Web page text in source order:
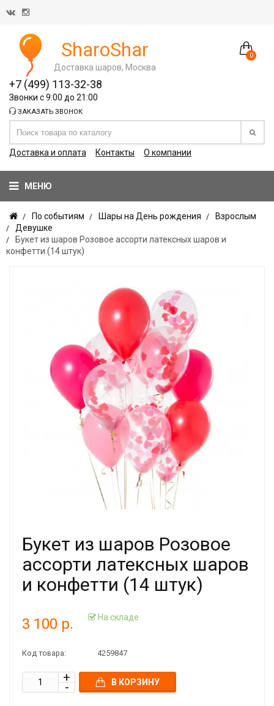
0
SharoShar
Доставка шаров, Москва
+7 (499) 113-32-38
Звонки с 9:00 до 21:00
ЗАКАЗАТЬ ЗВОНОК
Доставка и оплата Контакты О компании
МЕНЮ
По событиям Шары на День рождения
Взрослым
Девушке
Букет из шаров Розовое ассорти латексных шаров и
конфетти (14 штук)
Букет из шаров Розовое
ассорти латексных шаров
и конфетти (14 штук)
3 100 р. На складе
Код товара: 4259847
В КОРЗИНУ